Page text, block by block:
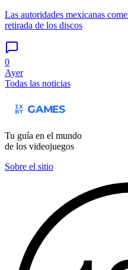
Las autoridades mexicanas
retirada de los discos
0
Ayer
Todas las noticias
Tu guía en el mundo
de los videojuegos
Sobre el sitio